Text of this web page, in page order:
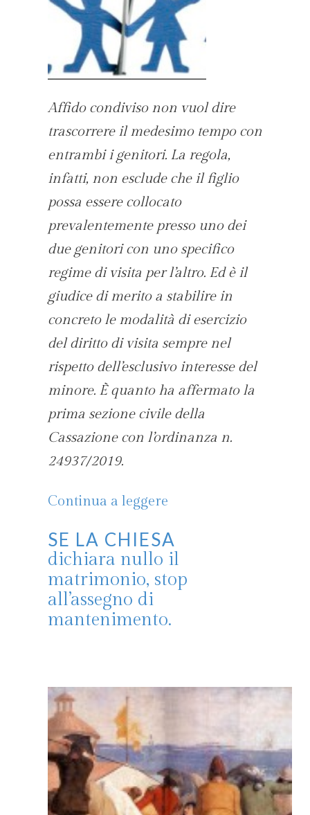
Affido condiviso non vuol dire
trascorrere il medesimo tempo con
entrambi i genitori. La regola,
infatti, non esclude che il figlio
possa essere collocato
prevalentemente presso uno dei
due genitori con uno specifico
regime di visita per l’altro. Ed è il
giudice di merito a stabilire in
concreto le modalità di esercizio
del diritto di visita sempre nel
rispetto dell’esclusivo interesse del
minore. È quanto ha affermato la
prima sezione civile della
Cassazione con l’ordinanza n.
24937/2019.
Continua a leggere
Se la Chiesa
dichiara nullo il
matrimonio, stop
all’assegno di
mantenimento.